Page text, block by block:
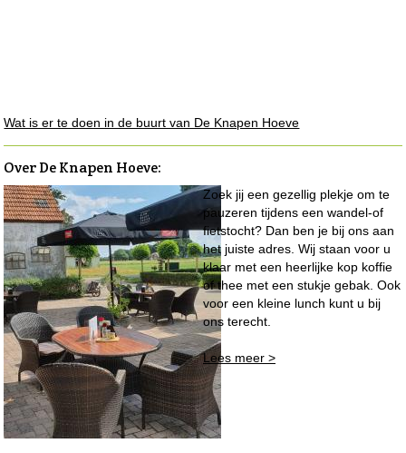
Wat is er te doen in de buurt van De Knapen Hoeve
Over De Knapen Hoeve:
Zoek jij een gezellig plekje om te
pauzeren tijdens een wandel-of
fietstocht? Dan ben je bij ons aan
het juiste adres. Wij staan voor u
klaar met een heerlijke kop koffie
of thee met een stukje gebak. Ook
voor een kleine lunch kunt u bij
ons terecht.
Lees meer >